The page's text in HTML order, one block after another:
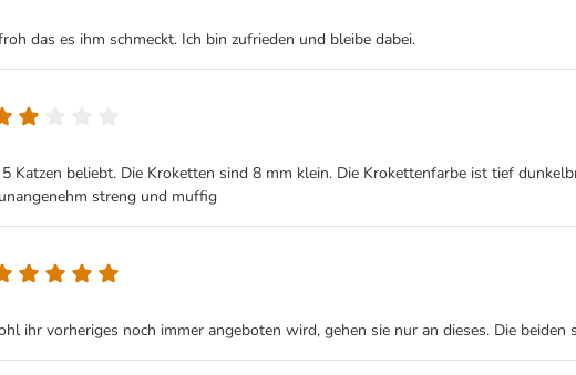
das es ihm schmeckt. Ich bin zufrieden und bleibe dabei.
Katzen beliebt. Die Kroketten sind 8 mm klein. Die Krokettenfarbe ist tief
streng und muffig
ihr vorheriges noch immer angeboten wird, gehen sie nur an dieses. Die